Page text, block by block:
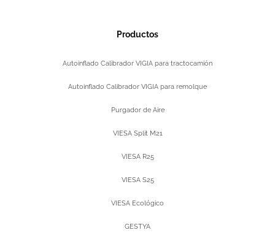
Productos
Autoinflado Calibrador VIGIA para tractocamión
Autoinflado Calibrador VIGIA para remolque
Purgador de Aire
VIESA Split M21
VIESA R25
VIESA S25
VIESA Ecológico
GESTYA